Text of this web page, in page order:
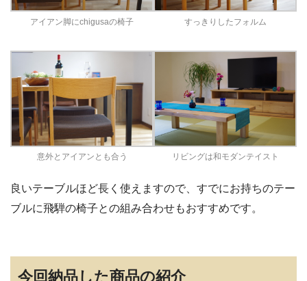
アイアン脚にchigusaの椅子 すっきりしたフォルム
意外とアイアンとも合う リビングは和モダンテイスト
良いテーブルほど長く使えますので、すでにお持ちのテー
ブルに飛騨の椅子との組み合わせもおすすめです。
今回納品した商品の紹介